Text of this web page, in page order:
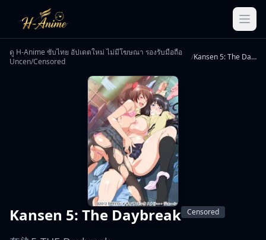
ดู H-Anime ซับไทย อัปเดตใหม่ ไม่มีโฆษณา รองรับมือถือ
Uncen/Censored
/ Kansen 5: The Daybreak
Kansen 5: The Daybreak Censored